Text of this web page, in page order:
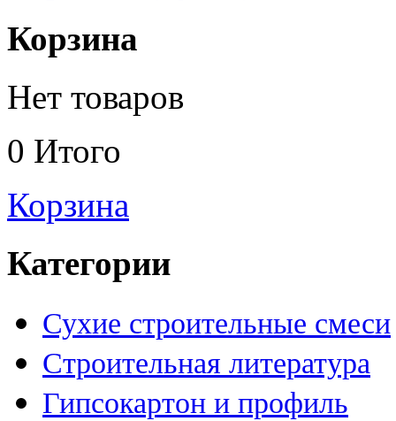
Корзина
Нет товаров
0 Итого
Корзина
Категории
Сухие строительные смеси
Строительная литература
Гипсокартон и профиль